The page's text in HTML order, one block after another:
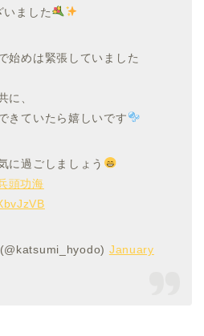
いました
始めは緊張していました
に、
きていたら嬉しいです
に過ごしましょう
頭功海
January